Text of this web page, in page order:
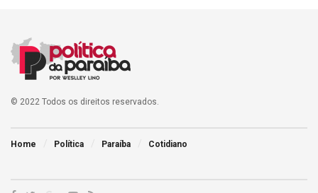
© 2022 Todos os direitos reservados.
Home Política Paraíba Cotidiano